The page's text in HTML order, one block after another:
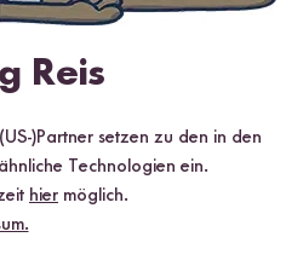
DU SPARST BIS ZU
Reis
)Partner setzen zu den in den
Technologien ein.
hier möglich.